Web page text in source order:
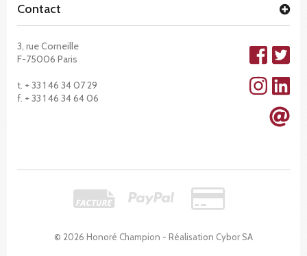
© 2026 Honoré Champion - Réalisation Cybor SA
Contact
3, rue Corneille
F-75006 Paris
t. + 33 1 46 34 07 29
f. + 33 1 46 34 64 06